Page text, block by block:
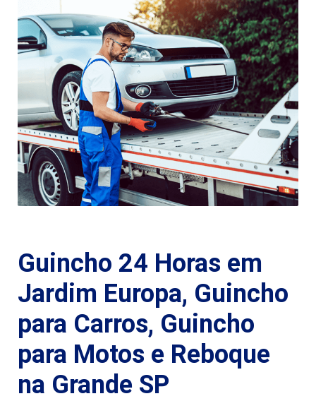
Guincho 24 Horas em
Jardim Europa, Guincho
para Carros, Guincho
para Motos e Reboque
na Grande SP